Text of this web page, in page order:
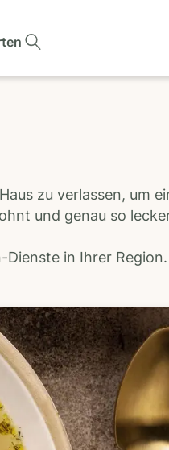
zu verlassen, um
und genau so
Dienste in Ihrer Region.